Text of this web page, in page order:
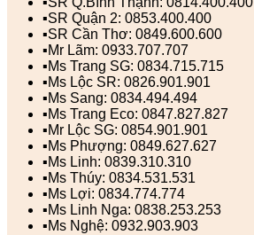
▪️SR Quận 2: 0853.400.400
▪️SR Cần Thơ: 0849.600.600
▪️Mr Lãm: 0933.707.707
▪️Ms Trang SG: 0834.715.715
▪️Ms Lộc SR: 0826.901.901
▪️Ms Sang: 0834.494.494
▪️Ms Trang Eco: 0847.827.827
▪️Mr Lộc SG: 0854.901.901
▪️Ms Phượng: 0849.627.627
▪️Ms Linh: 0839.310.310
▪️Ms Thúy: 0834.531.531
▪️Ms Lợi: 0834.774.774
▪️Ms Linh Nga: 0838.253.253
▪️Ms Nghệ: 0932.903.903